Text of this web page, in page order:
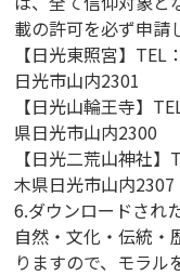
載の許可を必ず申請
【日光東照宮】
日光市山内2301
【日光山輪王寺】
県日光市山内2300
【日光二荒山神社
木県日光市山内2307
6.ダウンロードされ
自然・文化・伝統・
りますので、モラル